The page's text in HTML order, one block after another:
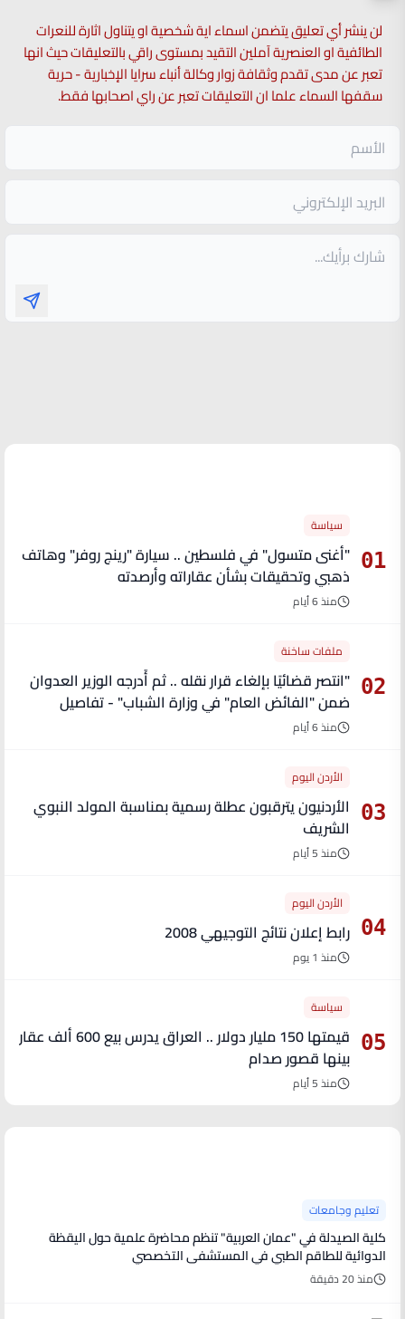
لن ينشر أي تعليق يتضمن اسماء اية شخصية او يتناول اثارة للنعرات
الطائفية او العنصرية آملين التقيد بمستوى راقي بالتعليقات حيث انها
تعبر عن مدى تقدم وثقافة زوار وكالة أنباء سرايا الإخبارية - حرية
سقفها السماء علما ان التعليقات تعبر عن راي اصحابها فقط.
01
سياسة
"أغنى متسول" في فلسطين .. سيارة "رينج روفر" وهاتف
ذهبي وتحقيقات بشأن عقاراته وأرصدته
منذ 6 أيام
02
ملفات ساخنة
"انتصر قضائيًا بإلغاء قرار نقله .. ثم أُدرجه الوزير العدوان
ضمن "الفائض العام" في وزارة الشباب" - تفاصيل
منذ 6 أيام
03
الأردن اليوم
الأردنيون يترقبون عطلة رسمية بمناسبة المولد النبوي
الشريف
منذ 5 أيام
04
الأردن اليوم
رابط إعلان نتائج التوجيهي 2008
منذ 1 يوم
05
سياسة
قيمتها 150 مليار دولار .. العراق يدرس بيع 600 ألف عقار
بينها قصور صدام
منذ 5 أيام
تعليم وجامعات
كلية الصيدلة في "عمان العربية" تنظم محاضرة علمية حول اليقظة
الدوائية للطاقم الطبي في المستشفى التخصصي
منذ 20 دقيقة